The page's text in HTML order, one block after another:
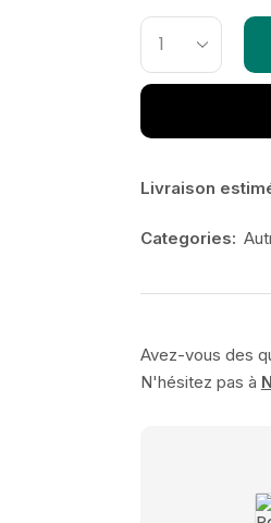
Livraison
Categories:
Avez-vous des
N'hésitez pas à